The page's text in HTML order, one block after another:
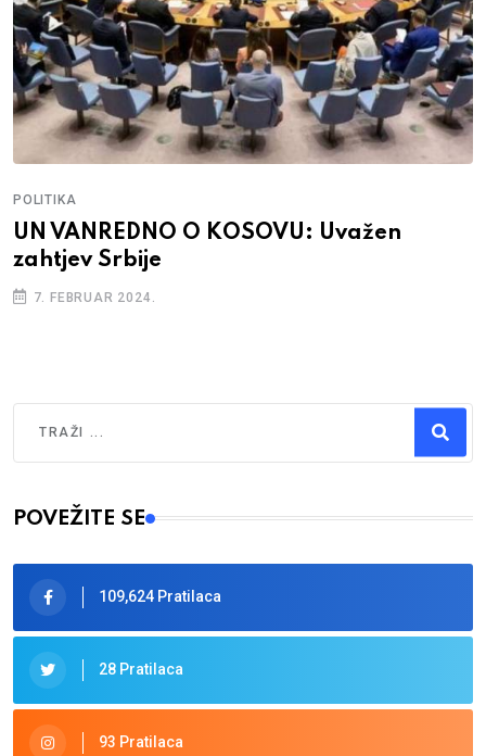
POLITIKA
UN VANREDNO O KOSOVU: Uvažen
zahtjev Srbije
7. FEBRUAR 2024.
Type 2 or more characters for results.
POVEŽITE SE
109,624 Pratilaca
28 Pratilaca
93 Pratilaca